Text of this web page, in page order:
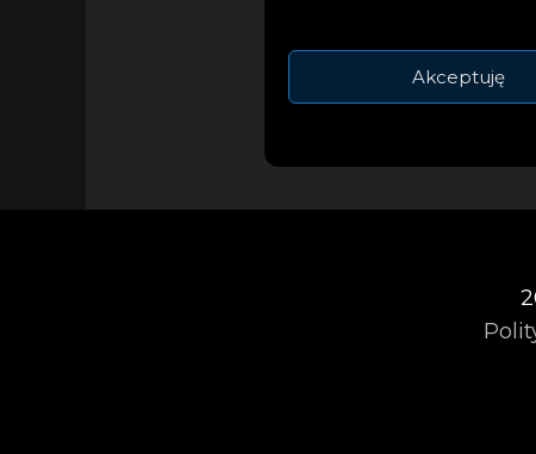
Akceptuję
Nawigacja
Bój się Boga